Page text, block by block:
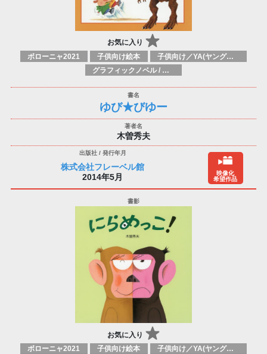
お気に入り
ボローニャ2021 子供向け絵本
子供向け／YA(ヤングアダルト)向け一般：芸術&芸術家
グラフィックノベル / コミックブック / 漫画：スタイル / 伝統
ゆび★びゆー
木曽秀夫
株式会社フレーベル館
2014年5月
映像化
希望作品
お気に入り
ボローニャ2021 子供向け絵本
子供向け／YA(ヤングアダルト)向け一般：芸術&芸術家